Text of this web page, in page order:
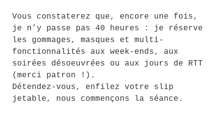
Vous constaterez que, encore une fois,
je n’y passe pas 40 heures : je réserve
les gommages, masques et multi-
fonctionnalités aux week-ends, aux
soirées désoeuvrées ou aux jours de RTT
(merci patron !).
Détendez-vous, enfilez votre slip
jetable, nous commençons la séance.